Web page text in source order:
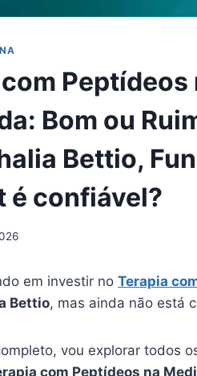
Bom ou
Bettio,
é confiável?
em investir no Terapia
Bettio, mas ainda não está
vou explorar todos
com Peptídeos na